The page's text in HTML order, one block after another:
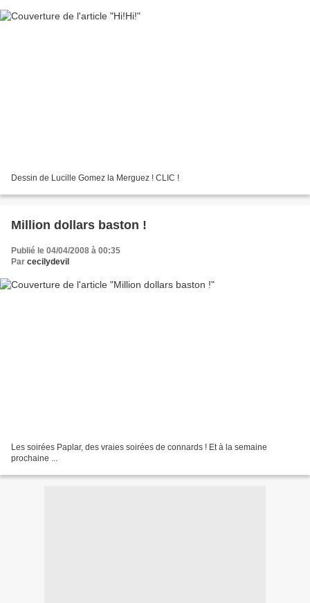
Dessin de Lucille Gomez la Merguez ! CLIC !
Million dollars baston !
Publié le 04/04/2008 à 00:35
Par cecilydevil
Les soirées Paplar, des vraies soirées de connards ! Et à la semaine
prochaine ...